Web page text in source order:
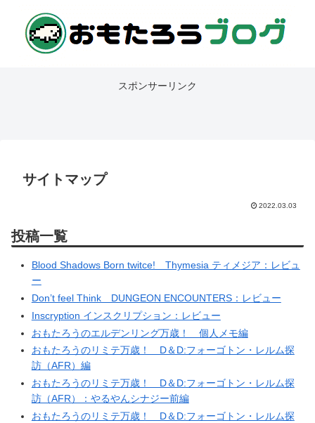
スポンサーリンク
サイトマップ
2022.03.03
投稿一覧
Blood Shadows Born twitce! Thymesia ティメジア：レビュ
ー
Don’t feel Think DUNGEON ENCOUNTERS：レビュー
Inscryption インスクリプション：レビュー
おもたろうのエルデンリング万歳！ 個人メモ編
おもたろうのリミテ万歳！ D＆D:フォーゴトン・レルム探
訪（AFR）編
おもたろうのリミテ万歳！ D＆D:フォーゴトン・レルム探
訪（AFR）：やるやんシナジー前編
おもたろうのリミテ万歳！ D＆D:フォーゴトン・レルム探